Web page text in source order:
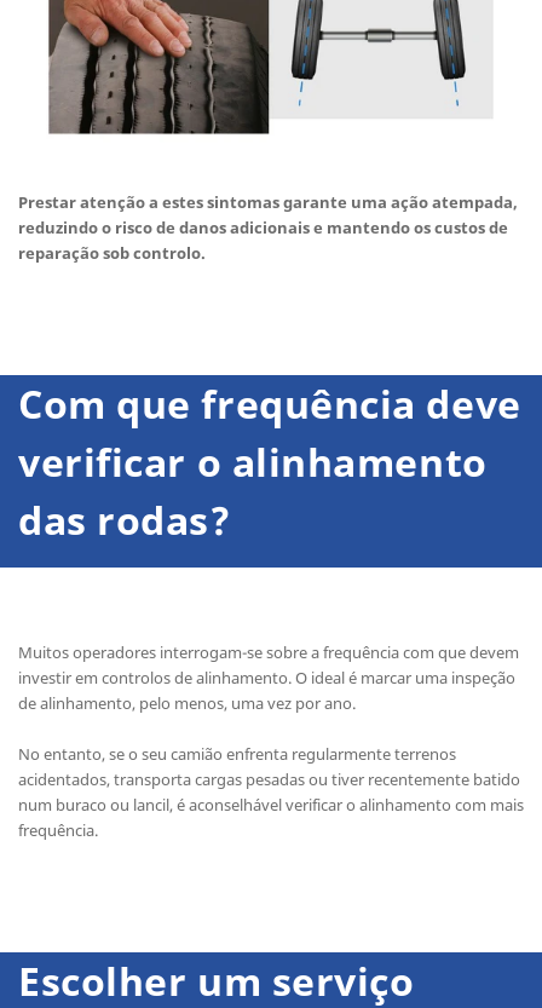
Prestar atenção a estes sintomas garante uma ação atempada,
reduzindo o risco de danos adicionais e mantendo os custos de
reparação sob controlo.
Com que frequência deve
verificar o alinhamento
das rodas?
Muitos operadores interrogam-se sobre a frequência com que devem
investir em controlos de alinhamento. O ideal é marcar uma inspeção
de alinhamento, pelo menos, uma vez por ano.
No entanto, se o seu camião enfrenta regularmente terrenos
acidentados, transporta cargas pesadas ou tiver recentemente batido
num buraco ou lancil, é aconselhável verificar o alinhamento com mais
frequência.
Escolher um serviço